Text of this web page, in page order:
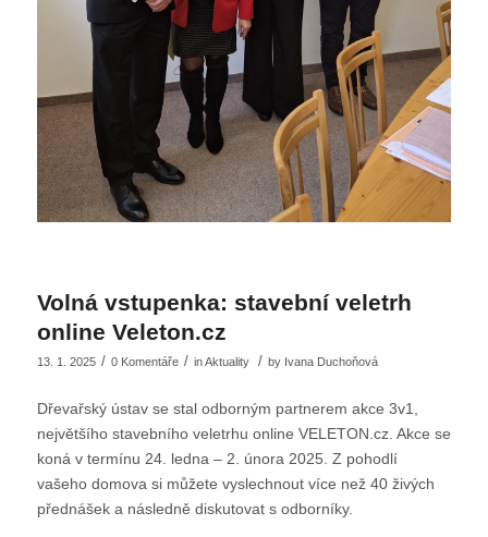
Volná vstupenka: stavební veletrh
online Veleton.cz
13. 1. 2025 / 0 Komentáře / inAktuality / by Ivana Duchoňová
Dřevařský ústav se stal odborným partnerem akce 3v1,
největšího stavebního veletrhu online VELETON.cz. Akce se
koná v termínu 24. ledna – 2. února 2025. Z pohodlí
vašeho domova si můžete vyslechnout více než 40 živých
přednášek a následně diskutovat s odborníky.